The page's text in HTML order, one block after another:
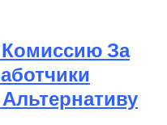
Комиссию За